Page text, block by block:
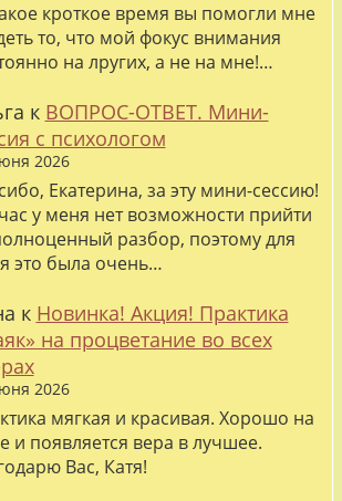
кроткое время вы помогли мне
то, что мой фокус внимания
на лругих, а не на мне!…
к ВОПРОС-ОТВЕТ. Мини-
с психологом
2026
Екатерина, за эту мини-сессию!
у меня нет возможности прийти
разбор, поэтому для
это была очень…
к Новинка! Акция! Практика
на процветание во всех
2026
мягкая и красивая. Хорошо на
и появляется вера в лучшее.
Вас, Катя!